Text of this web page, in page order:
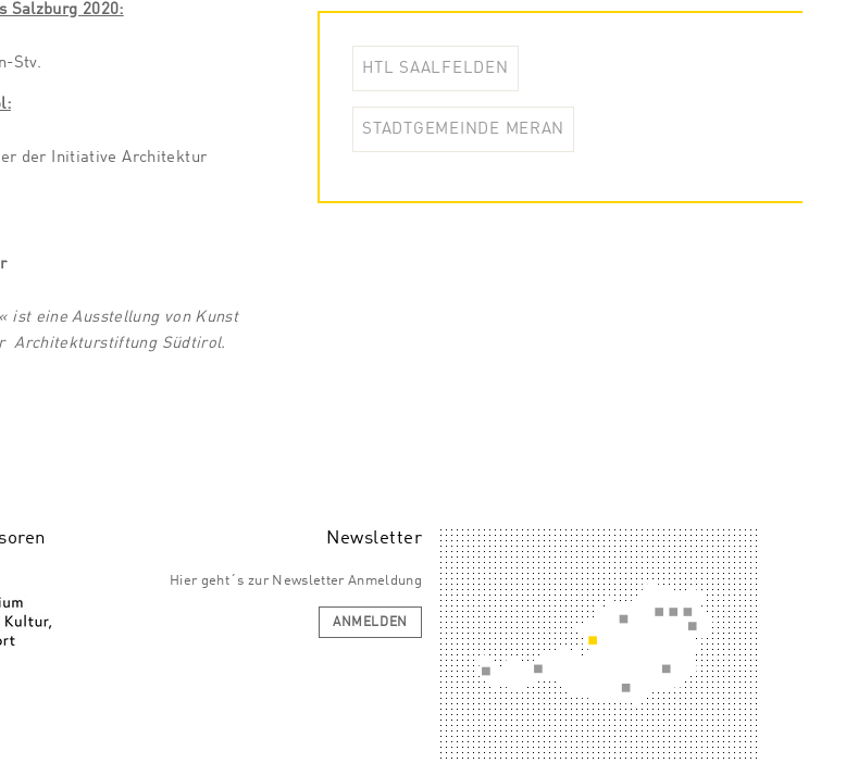
Salzburg 2020:
Stv.
der Initiative Architektur
ist eine Ausstellung von Kunst
Architekturstiftung Südtirol.
HTL SAALFELDEN
STADTGEMEINDE MERAN
Newsletter
Hier geht´s zur Newsletter Anmeldung
ANMELDEN